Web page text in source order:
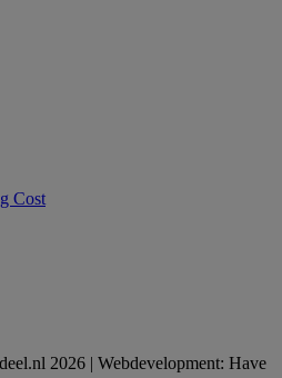
Cost
2026 | Webdevelopment: Have